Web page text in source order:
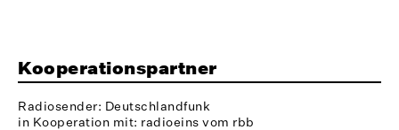
Kooperationspartner
Radiosender: Deutschlandfunk
in Kooperation mit: radioeins vom rbb